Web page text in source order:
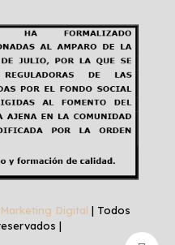
Marketing Digital | Todos
|